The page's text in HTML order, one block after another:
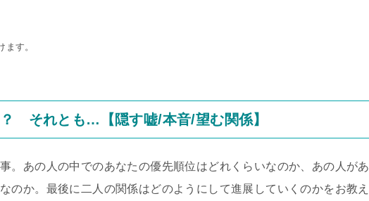
す。
それとも…【隠す嘘/本音/望む関係】
。あの人の中でのあなたの優先順位はどれくらいなのか、あの人があ
のか。最後に二人の関係はどのようにして進展していくのかをお教え